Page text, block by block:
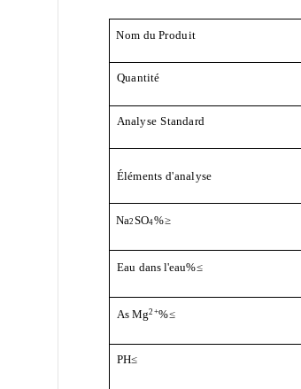
Nom du Produit
Quantité
Analyse Standard
Éléments d'analyse
Na2SO4%≥
Eau dans l'eau%≤
As Mg2+%≤
PH≤